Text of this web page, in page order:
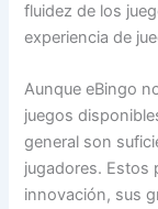
fluidez de los
experiencia de
Aunque eBingo
juegos
general son
jugadores. Estos
innovación, sus